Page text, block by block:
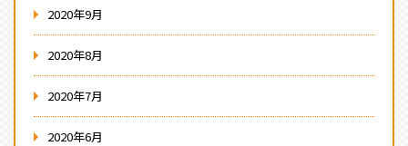
2020年9月
2020年8月
2020年7月
2020年6月